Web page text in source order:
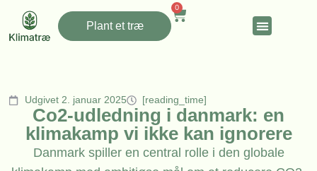
Plant et træ
0
Udgivet 2. januar 2025 [reading_time]
Co2-udledning i danmark: en
klimakamp vi ikke kan ignorere
Danmark spiller en central rolle i den globale